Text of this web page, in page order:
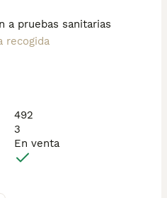
a pruebas sanitarias
recogida
492
3
En venta